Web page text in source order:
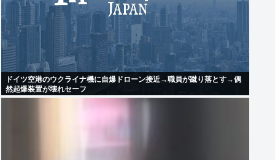
ドイツ空港のウクライナ機に自爆ドローン接近→職員が蹴り落とす→偶
然起爆装置が壊れセーフ